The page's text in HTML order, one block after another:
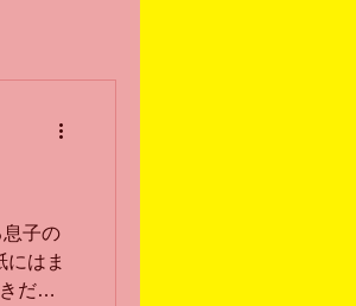
子の
はま
だっ